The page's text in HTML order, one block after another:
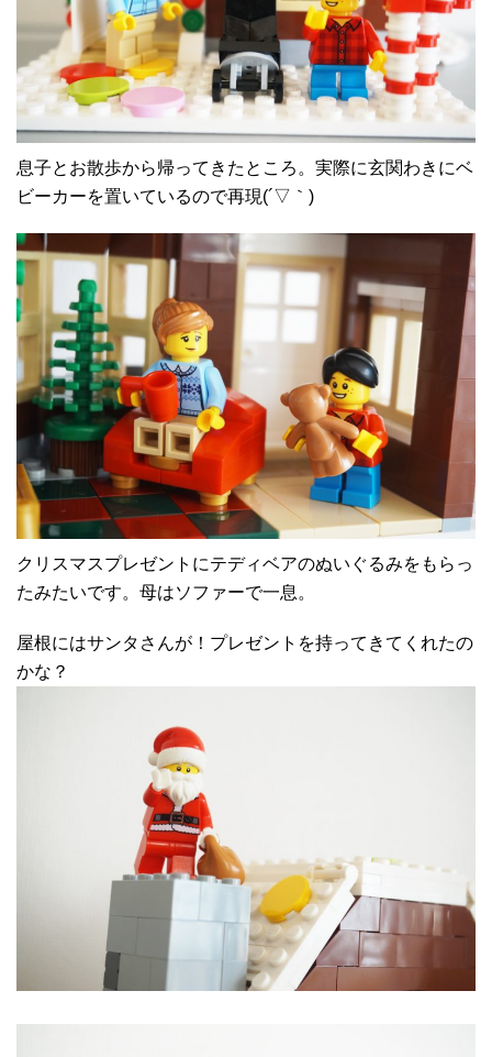
息子とお散歩から帰ってきたところ。実際に玄関わきにベ
ビーカーを置いているので再現(´▽｀)
クリスマスプレゼントにテディベアのぬいぐるみをもらっ
たみたいです。母はソファーで一息。
屋根にはサンタさんが！プレゼントを持ってきてくれたの
かな？